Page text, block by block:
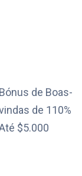
Bónus de Boas-
de 110%
$5.000